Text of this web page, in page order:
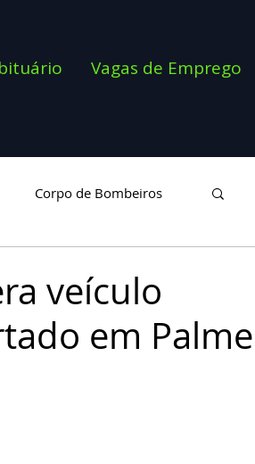
Vagas de Emprego
Corpo de Bombeiros
veículo
em